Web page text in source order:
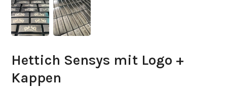
Hettich Sensys mit Logo +
Kappen